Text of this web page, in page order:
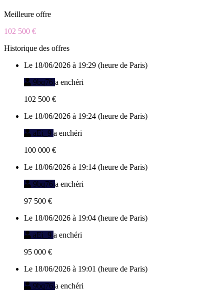
Meilleure offre
102 500 €
Historique des offres
Le 18/06/2026 à 19:29 (heure de Paris)
9bq76 a enchéri
102 500 €
Le 18/06/2026 à 19:24 (heure de Paris)
aEi_9 a enchéri
100 000 €
Le 18/06/2026 à 19:14 (heure de Paris)
9bq76 a enchéri
97 500 €
Le 18/06/2026 à 19:04 (heure de Paris)
aEi_9 a enchéri
95 000 €
Le 18/06/2026 à 19:01 (heure de Paris)
9bq76 a enchéri